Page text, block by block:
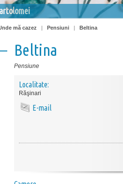
mă cazez | Pensiuni | Beltina
Beltina
Pensiune
Localitate:
Răşinari
E-mail